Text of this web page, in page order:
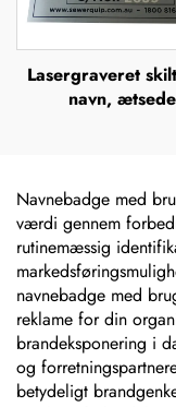
Lasergraveret
navn, ætsede
Navnebadge med
værdi gennem
rutinemæssig
navnebadge med
reklame for din
brandeksponering i
og
betydeligt